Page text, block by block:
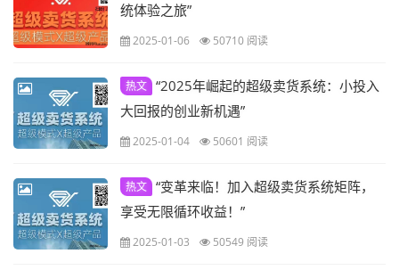
统体验之旅”
2025-01-06 50710 阅读
热文 “2025年崛起的超级卖货系统：小投入
大回报的创业新机遇”
2025-01-04 50601 阅读
热文 “变革来临！加入超级卖货系统矩阵，
享受无限循环收益！”
2025-01-03 50549 阅读